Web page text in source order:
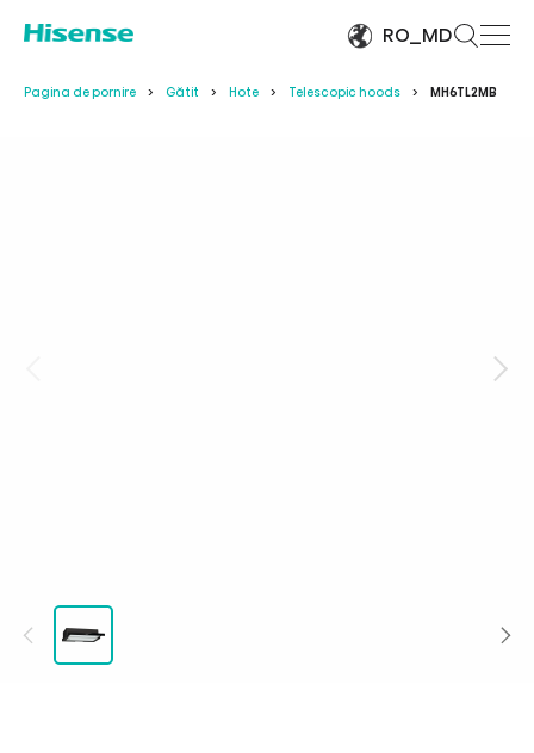
RO_MD
Pagina de pornire Gătit Hote Telescopic hoods MH6TL2MB